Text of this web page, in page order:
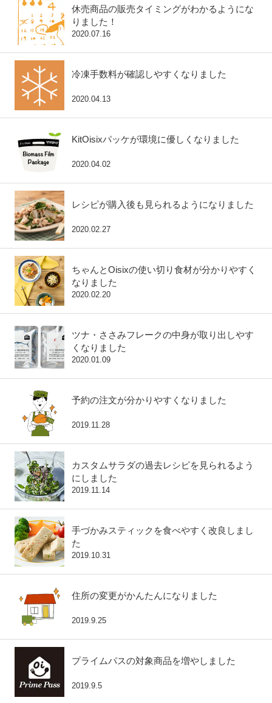
休売商品の販売タイミングがわかるようにな
りました！
2020.07.16
冷凍手数料が確認しやすくなりました
2020.04.13
KitOisixパッケが環境に優しくなりました
2020.04.02
レシピが購入後も見られるようになりました
2020.02.27
ちゃんとOisixの使い切り食材が分かりやすく
なりました
2020.02.20
ツナ・ささみフレークの中身が取り出しやす
くなりました
2020.01.09
予約の注文が分かりやすくなりました
2019.11.28
カスタムサラダの過去レシピを見られるよう
にしました
2019.11.14
手づかみスティックを食べやすく改良しまし
た
2019.10.31
住所の変更がかんたんになりました
2019.9.25
プライムパスの対象商品を増やしました
2019.9.5